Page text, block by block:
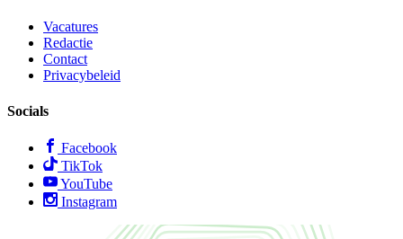
Vacatures
Redactie
Contact
Privacybeleid
Socials
Facebook
TikTok
YouTube
Instagram